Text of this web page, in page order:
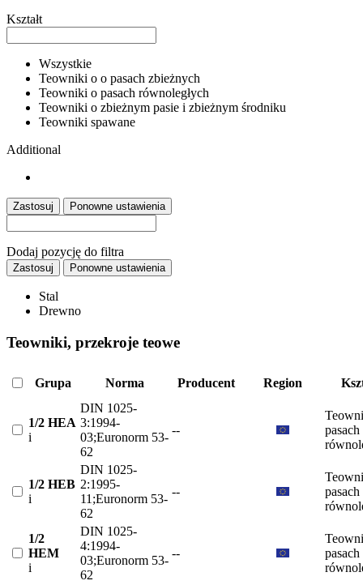
Kształt
Wszystkie
Teowniki o o pasach zbieżnych
Teowniki o pasach równoległych
Teowniki o zbieżnym pasie i zbieżnym środniku
Teowniki spawane
Additional
Zastosuj Ponowne ustawienia
Dodaj pozycję do filtra
Zastosuj Ponowne ustawienia
Stal
Drewno
Teowniki, przekroje teowe
Grupa Norma Producent Region
1/2 HEA
i
DIN 1025-
3:1994-
03;Euronorm 53-
62
--
pasach
1/2 HEB
i
DIN 1025-
2:1995-
11;Euronorm 53-
62
--
pasach
1/2
HEM
i
DIN 1025-
4:1994-
03;Euronorm 53-
62
--
pasach